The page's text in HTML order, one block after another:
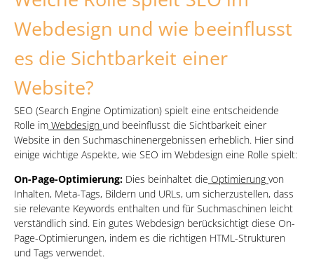
Webdesign und wie beeinflusst
es die Sichtbarkeit einer
Website?
SEO (Search Engine Optimization) spielt eine entscheidende
Rolle im Webdesign und beeinflusst die Sichtbarkeit einer
Website in den Suchmaschinenergebnissen erheblich. Hier sind
einige wichtige Aspekte, wie SEO im Webdesign eine Rolle spielt:
On-Page-Optimierung: Dies beinhaltet die Optimierung von
Inhalten, Meta-Tags, Bildern und URLs, um sicherzustellen, dass
sie relevante Keywords enthalten und für Suchmaschinen leicht
verständlich sind. Ein gutes Webdesign berücksichtigt diese On-
Page-Optimierungen, indem es die richtigen HTML-Strukturen
und Tags verwendet.